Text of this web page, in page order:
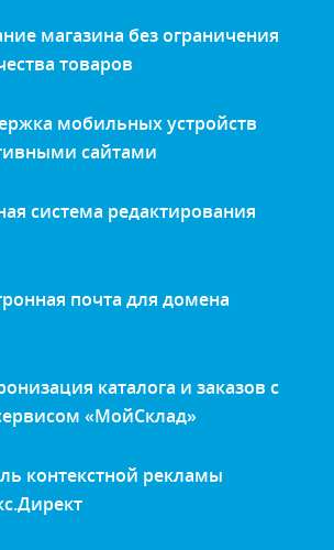
магазина без ограничения
товаров
мобильных устройств
сайтами
система редактирования
почта для домена
каталога и заказов с
«МойСклад»
контекстной рекламы